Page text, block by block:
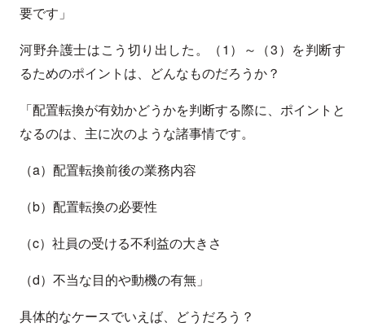
要です」
河野弁護士はこう切り出した。（1）～（3）を判断す
るためのポイントは、どんなものだろうか？
「配置転換が有効かどうかを判断する際に、ポイントと
なるのは、主に次のような諸事情です。
（a）配置転換前後の業務内容
（b）配置転換の必要性
（c）社員の受ける不利益の大きさ
（d）不当な目的や動機の有無」
具体的なケースでいえば、どうだろう？